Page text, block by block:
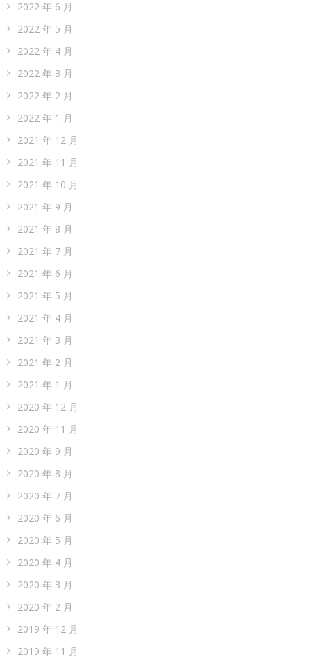
2022 年 6 月
2022 年 5 月
2022 年 4 月
2022 年 3 月
2022 年 2 月
2022 年 1 月
2021 年 12 月
2021 年 11 月
2021 年 10 月
2021 年 9 月
2021 年 8 月
2021 年 7 月
2021 年 6 月
2021 年 5 月
2021 年 4 月
2021 年 3 月
2021 年 2 月
2021 年 1 月
2020 年 12 月
2020 年 11 月
2020 年 9 月
2020 年 8 月
2020 年 7 月
2020 年 6 月
2020 年 5 月
2020 年 4 月
2020 年 3 月
2020 年 2 月
2019 年 12 月
2019 年 11 月